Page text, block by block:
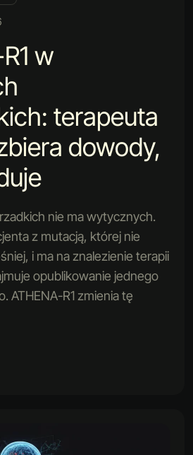
w
terapeuta
dowody,
nie ma wytycznych.
z mutacją, której nie
i ma na znalezienie terapii
opublikowanie jednego
ATHENA-R1 zmienia tę